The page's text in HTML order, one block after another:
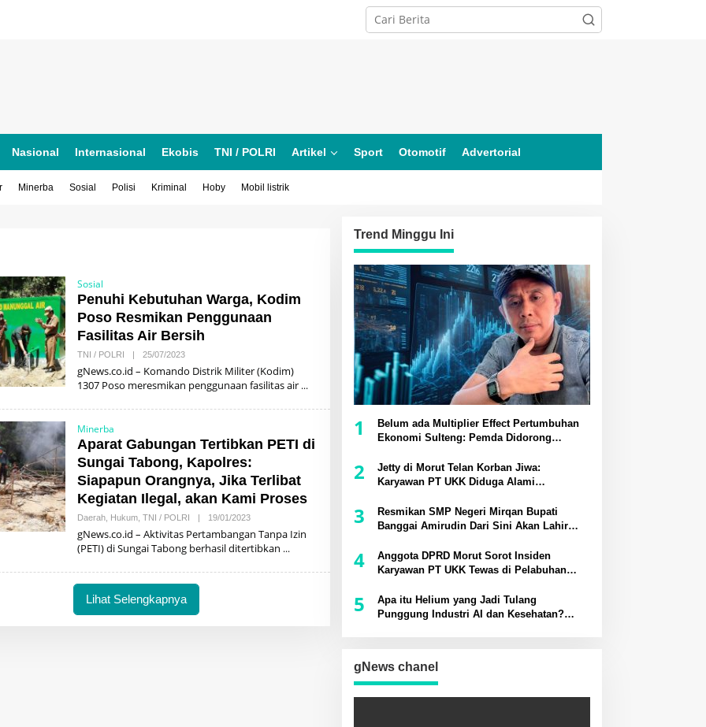
Nasional Internasional Ekobis TNI / POLRI Artikel Sport Otomotif Advertorial
Minerba Sosial Polisi Kriminal Hoby Mobil listrik
Sosial
Penuhi Kebutuhan Warga, Kodim
Poso Resmikan Penggunaan
Fasilitas Air Bersih
TNI / POLRI | 25/07/2023Oleh
Hakim
gNews.co.id – Komando Distrik Militer (Kodim)
1307 Poso meresmikan penggunaan fasilitas air
Minerba
Aparat Gabungan Tertibkan PETI di
Sungai Tabong, Kapolres:
Siapapun Orangnya, Jika Terlibat
Kegiatan Ilegal, akan Kami Proses
Daerah, Hukum, TNI / POLRI | 19/01/2023Oleh
gNews.co.id – Aktivitas Pertambangan Tanpa Izin
(PETI) di Sungai Tabong berhasil ditertibkan
Lihat Selengkapnya
Trend Minggu Ini
1
Belum ada Multiplier Effect Pertumbuhan
Ekonomi Sulteng: Pemda Didorong
2
Jetty di Morut Telan Korban Jiwa:
Karyawan PT UKK Diduga Alami
3
Resmikan SMP Negeri Mirqan Bupati
Banggai Amirudin Dari Sini Akan Lahir
Daerah
4
Anggota DPRD Morut Sorot Insiden
Karyawan PT UKK Tewas di Pelabuhan
5
Apa itu Helium yang Jadi Tulang
Punggung Industri AI dan Kesehatan?
gNews chanel